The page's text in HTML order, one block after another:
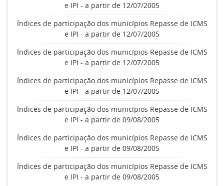
e IPI - a partir de 12/07/2005
Índices de participação dos municípios Repasse de ICMS
e IPI - a partir de 12/07/2005
Índices de participação dos municípios Repasse de ICMS
e IPI - a partir de 12/07/2005
Índices de participação dos municípios Repasse de ICMS
e IPI - a partir de 12/07/2005
Índices de participação dos municípios Repasse de ICMS
e IPI - a partir de 09/08/2005
Índices de participação dos municípios Repasse de ICMS
e IPI - a partir de 09/08/2005
Índices de participação dos municípios Repasse de ICMS
e IPI - a partir de 09/08/2005